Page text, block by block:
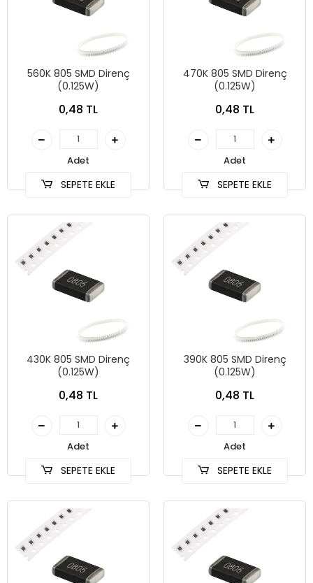
560K 805 SMD Direnç
(0.125W)
0,48 TL
Adet
SEPETE EKLE
470K 805 SMD Direnç
(0.125W)
0,48 TL
Adet
SEPETE EKLE
430K 805 SMD Direnç
(0.125W)
0,48 TL
Adet
SEPETE EKLE
390K 805 SMD Direnç
(0.125W)
0,48 TL
Adet
SEPETE EKLE